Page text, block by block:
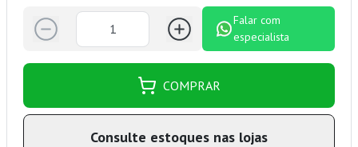
Falar com
especialista
COMPRAR
Consulte estoques nas lojas